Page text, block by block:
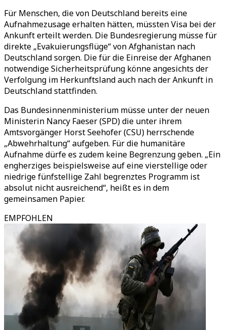
Für Menschen, die von Deutschland bereits eine
Aufnahmezusage erhalten hätten, müssten Visa bei der
Ankunft erteilt werden. Die Bundesregierung müsse für
direkte „Evakuierungsflüge“ von Afghanistan nach
Deutschland sorgen. Die für die Einreise der Afghanen
notwendige Sicherheitsprüfung könne angesichts der
Verfolgung im Herkunftsland auch nach der Ankunft in
Deutschland stattfinden.
Das Bundesinnenministerium müsse unter der neuen
Ministerin Nancy Faeser (SPD) die unter ihrem
Amtsvorgänger Horst Seehofer (CSU) herrschende
„Abwehrhaltung“ aufgeben. Für die humanitäre
Aufnahme dürfe es zudem keine Begrenzung geben. „Ein
engherziges beispielsweise auf eine vierstellige oder
niedrige fünfstellige Zahl begrenztes Programm ist
absolut nicht ausreichend“, heißt es in dem
gemeinsamen Papier.
EMPFOHLEN